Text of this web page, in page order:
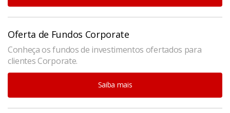
Oferta de Fundos Corporate
Conheça os fundos de investimentos ofertados para
clientes Corporate.
Saiba mais